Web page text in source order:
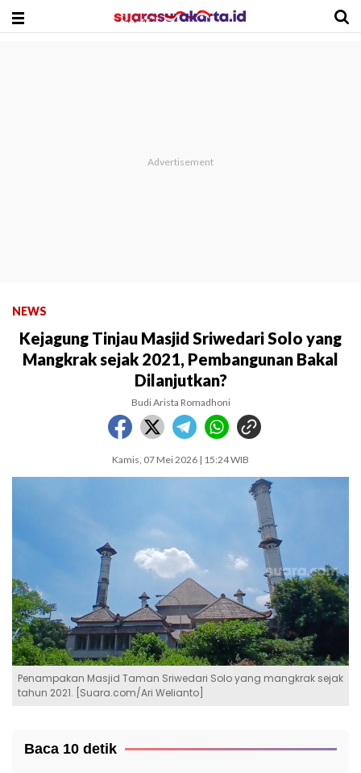
NEWS
Kejagung Tinjau Masjid Sriwedari Solo yang
Mangkrak sejak 2021, Pembangunan Bakal
Dilanjutkan?
Budi Arista Romadhoni
Kamis, 07 Mei 2026 | 15:24 WIB
Penampakan Masjid Taman Sriwedari Solo yang mangkrak sejak
tahun 2021. [Suara.com/Ari Welianto]
Baca 10 detik